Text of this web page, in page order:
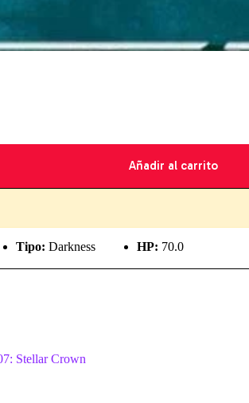
Añadir al carrito
Tipo: Darkness HP: 70.0
Stellar Crown